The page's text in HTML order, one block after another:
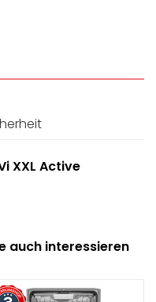
XXL Active
auch interessieren